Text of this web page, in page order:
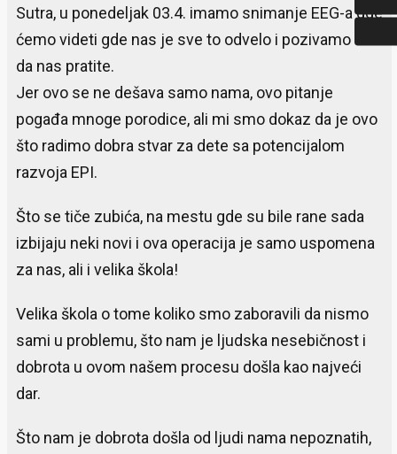
Sutra, u ponedeljak 03.4. imamo snimanje EEG-a gde
ćemo videti gde nas je sve to odvelo i pozivamo vas
da nas pratite.
Jer ovo se ne dešava samo nama, ovo pitanje
pogađa mnoge porodice, ali mi smo dokaz da je ovo
što radimo dobra stvar za dete sa potencijalom
razvoja EPI.
Što se tiče zubića, na mestu gde su bile rane sada
izbijaju neki novi i ova operacija je samo uspomena
za nas, ali i velika škola!
Velika škola o tome koliko smo zaboravili da nismo
sami u problemu, što nam je ljudska nesebičnost i
dobrota u ovom našem procesu došla kao najveći
dar.
Što nam je dobrota došla od ljudi nama nepoznatih,